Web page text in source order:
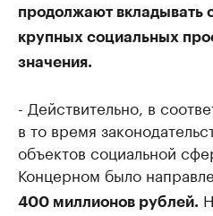
продолжают вкладывать
крупных социальных
значения.
- Действительно, в
в то время
объектов социальной
Концерном было
400 миллионов рублей.